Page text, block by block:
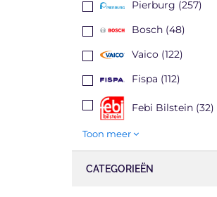
Pierburg (257)
Bosch (48)
Vaico (122)
Fispa (112)
Febi Bilstein (32)
Toon meer
CATEGORIEËN